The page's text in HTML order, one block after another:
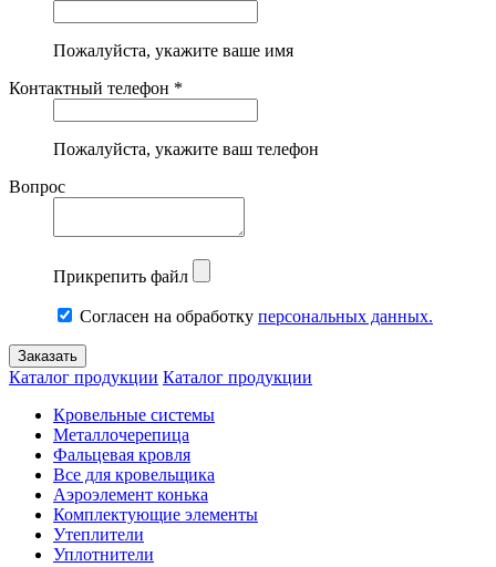
Пожалуйста, укажите ваше имя
Контактный телефон *
Пожалуйста, укажите ваш телефон
Вопрос
Прикрепить файл
Согласен на обработку персональных данных.
Каталог продукции Каталог продукции
Кровельные системы
Металлочерепица
Фальцевая кровля
Все для кровельщика
Аэроэлемент конька
Комплектующие элементы
Утеплители
Уплотнители